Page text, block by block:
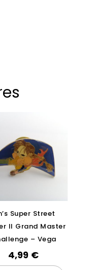
Super Street
II Grand Master
– Vega
4,99 €